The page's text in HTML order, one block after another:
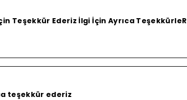
Teşekkür Ederiz İlgi İçin Ayrıca TeşekkürleR
teşekkür ederiz